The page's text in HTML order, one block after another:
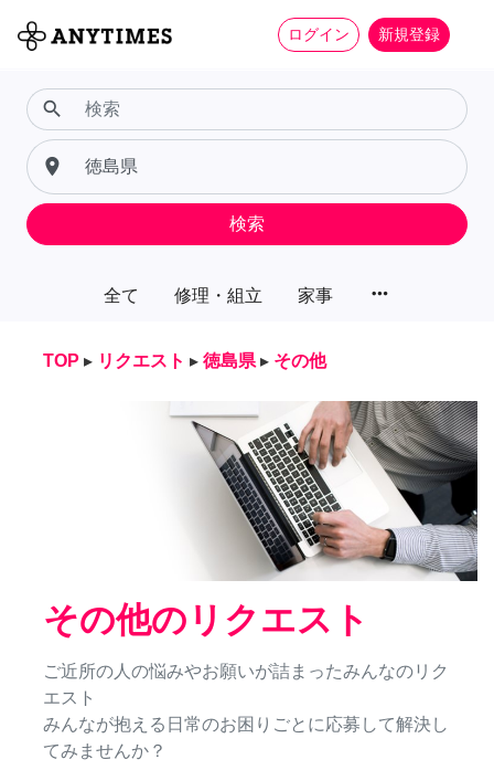
ログイン 新規登録
全て 修理・組立 家事 more_horiz
search
place
検索
TOP ▸ リクエスト ▸ 徳島県 ▸ その他
その他のリクエスト
ご近所の人の悩みやお願いが詰まったみんなのリク
エスト
みんなが抱える日常のお困りごとに応募して解決し
てみませんか？